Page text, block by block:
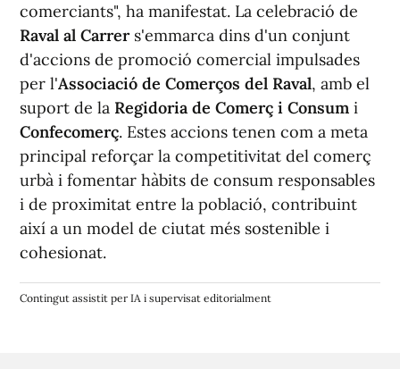
comerciants", ha manifestat. La celebració de
Raval al Carrers'emmarca dins d'un conjunt
d'accions de promoció comercial impulsades
per l'Associació de Comerços del Raval, amb el
suport de la Regidoria de Comerç i Consum i
Confecomerç. Estes accions tenen com a meta
principal reforçar la competitivitat del comerç
urbà i fomentar hàbits de consum responsables
i de proximitat entre la població, contribuint
així a un model de ciutat més sostenible i
cohesionat.
Contingut assistit per IA i supervisat editorialment